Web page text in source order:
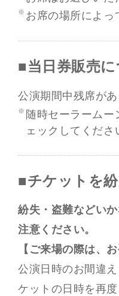
お席の場所によ
■当日券販売
公演期間中残席が
随時セーラーム
ェックしてくださ
■チケットを
紛失・盗難などい
注意ください。
【ご来場の際は、
公演日時のお間違
ケットの日時を再